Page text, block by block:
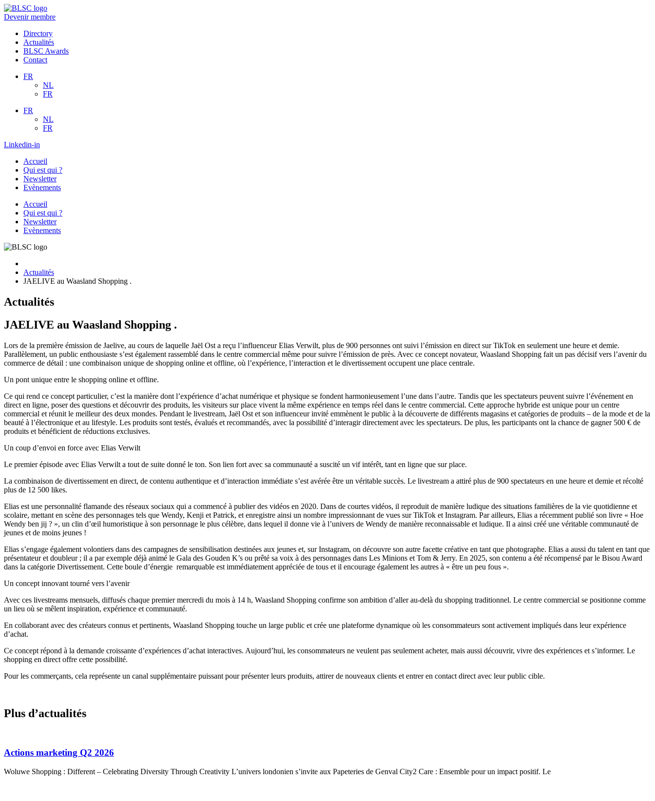
Aller
au
Devenir membre
Directory
Actualités
BLSC Awards
Contact
FR
NL
FR
FR
NL
FR
Linkedin-in
Accueil
Qui est qui ?
Newsletter
Evènements
Accueil
Qui est qui ?
Newsletter
Evènements
Actualités
JAELIVE au Waasland Shopping .
Actualités
JAELIVE au Waasland Shopping .
Lors de la première émission de Jaelive, au cours de laquelle Jaël Ost a reçu l’influenceur Elias Verwilt, plus de 900 personnes ont suivi l’émission en direct sur TikTok en seulement une heure et demie.
Parallèlement, un public enthousiaste s’est également rassemblé dans le centre commercial même pour suivre l’émission de près. Avec ce concept novateur, Waasland Shopping fait un pas décisif vers l’avenir du
commerce de détail : une combinaison unique de shopping online et offline, où l’expérience, l’interaction et le divertissement occupent une place centrale.
Un pont unique entre le shopping online et offline.
Ce qui rend ce concept particulier, c’est la manière dont l’expérience d’achat numérique et physique se fondent harmonieusement l’une dans l’autre. Tandis que les spectateurs peuvent suivre l’événement en
direct en ligne, poser des questions et découvrir des produits, les visiteurs sur place vivent la même expérience en temps réel dans le centre commercial. Cette approche hybride est unique pour un centre
commercial et réunit le meilleur des deux mondes. Pendant le livestream, Jaël Ost et son influenceur invité emmènent le public à la découverte de différents magasins et catégories de produits – de la mode et de la
beauté à l’électronique et au lifestyle. Les produits sont testés, évalués et recommandés, avec la possibilité d’interagir directement avec les spectateurs. De plus, les participants ont la chance de gagner 500 € de
produits et bénéficient de réductions exclusives.
Un coup d’envoi en force avec Elias Verwilt
Le premier épisode avec Elias Verwilt a tout de suite donné le ton. Son lien fort avec sa communauté a suscité un vif intérêt, tant en ligne que sur place.
La combinaison de divertissement en direct, de contenu authentique et d’interaction immédiate s’est avérée être un véritable succès. Le livestream a attiré plus de 900 spectateurs en une heure et demie et récolté
plus de 12 500 likes.
Elias est une personnalité flamande des réseaux sociaux qui a commencé à publier des vidéos en 2020. Dans de courtes vidéos, il reproduit de manière ludique des situations familières de la vie quotidienne et
scolaire, mettant en scène des personnages tels que Wendy, Kenji et Patrick, et enregistre ainsi un nombre impressionnant de vues sur TikTok et Instagram. Par ailleurs, Elias a récemment publié son livre « Hoe
Wendy ben jij ? », un clin d’œil humoristique à son personnage le plus célèbre, dans lequel il donne vie à l’univers de Wendy de manière reconnaissable et ludique. Il a ainsi créé une véritable communauté de
jeunes et de moins jeunes !
Elias s’engage également volontiers dans des campagnes de sensibilisation destinées aux jeunes et, sur Instagram, on découvre son autre facette créative en tant que photographe. Elias a aussi du talent en tant que
présentateur et doubleur ; il a par exemple déjà animé le Gala des Gouden K’s ou prêté sa voix à des personnages dans Les Minions et Tom & Jerry. En 2025, son contenu a été récompensé par le Bisou Award
dans la catégorie Divertissement. Cette boule d’énergie remarquable est immédiatement appréciée de tous et il encourage également les autres à « être un peu fous ».
Un concept innovant tourné vers l’avenir
Avec ces livestreams mensuels, diffusés chaque premier mercredi du mois à 14 h, Waasland Shopping confirme son ambition d’aller au-delà du shopping traditionnel. Le centre commercial se positionne comme
un lieu où se mêlent inspiration, expérience et communauté.
En collaborant avec des créateurs connus et pertinents, Waasland Shopping touche un large public et crée une plateforme dynamique où les consommateurs sont activement impliqués dans leur expérience
d’achat.
Ce concept répond à la demande croissante d’expériences d’achat interactives. Aujourd’hui, les consommateurs ne veulent pas seulement acheter, mais aussi découvrir, vivre des expériences et s’informer. Le
shopping en direct offre cette possibilité.
Pour les commerçants, cela représente un canal supplémentaire puissant pour présenter leurs produits, attirer de nouveaux clients et entrer en contact direct avec leur public cible.
Plus d’actualités
Actions marketing Q2 2026
Woluwe Shopping : Different – Celebrating Diversity Through Creativity L’univers londonien s’invite aux Papeteries de Genval City2 Care : Ensemble pour un impact positif. Le